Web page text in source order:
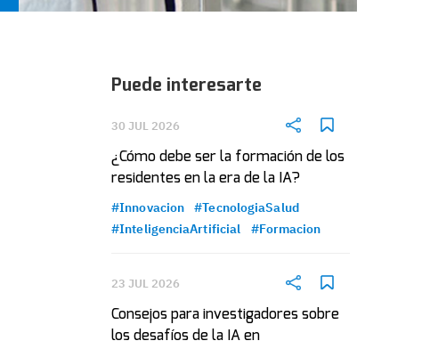
Puede interesarte
30 JUL 2026
¿Cómo debe ser la formación de los
residentes en la era de la IA?
#Innovacion
#TecnologiaSalud
#InteligenciaArtificial
#Formacion
23 JUL 2026
Consejos para investigadores sobre
los desafíos de la IA en